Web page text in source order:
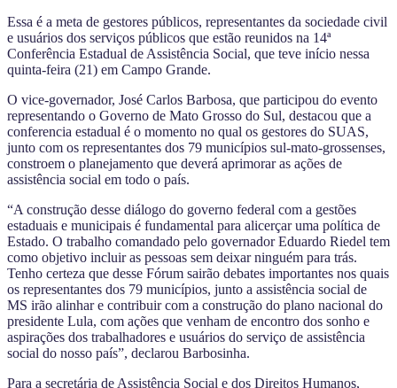
Essa é a meta de gestores públicos, representantes da sociedade civil
e usuários dos serviços públicos que estão reunidos na 14ª
Conferência Estadual de Assistência Social, que teve início nessa
quinta-feira (21) em Campo Grande.
O vice-governador, José Carlos Barbosa, que participou do evento
representando o Governo de Mato Grosso do Sul, destacou que a
conferencia estadual é o momento no qual os gestores do SUAS,
junto com os representantes dos 79 municípios sul-mato-grossenses,
constroem o planejamento que deverá aprimorar as ações de
assistência social em todo o país.
“A construção desse diálogo do governo federal com a gestões
estaduais e municipais é fundamental para alicerçar uma política de
Estado. O trabalho comandado pelo governador Eduardo Riedel tem
como objetivo incluir as pessoas sem deixar ninguém para trás.
Tenho certeza que desse Fórum sairão debates importantes nos quais
os representantes dos 79 municípios, junto a assistência social de
MS irão alinhar e contribuir com a construção do plano nacional do
presidente Lula, com ações que venham de encontro dos sonho e
aspirações dos trabalhadores e usuários do serviço de assistência
social do nosso país”, declarou Barbosinha.
Para a secretária de Assistência Social e dos Direitos Humanos,